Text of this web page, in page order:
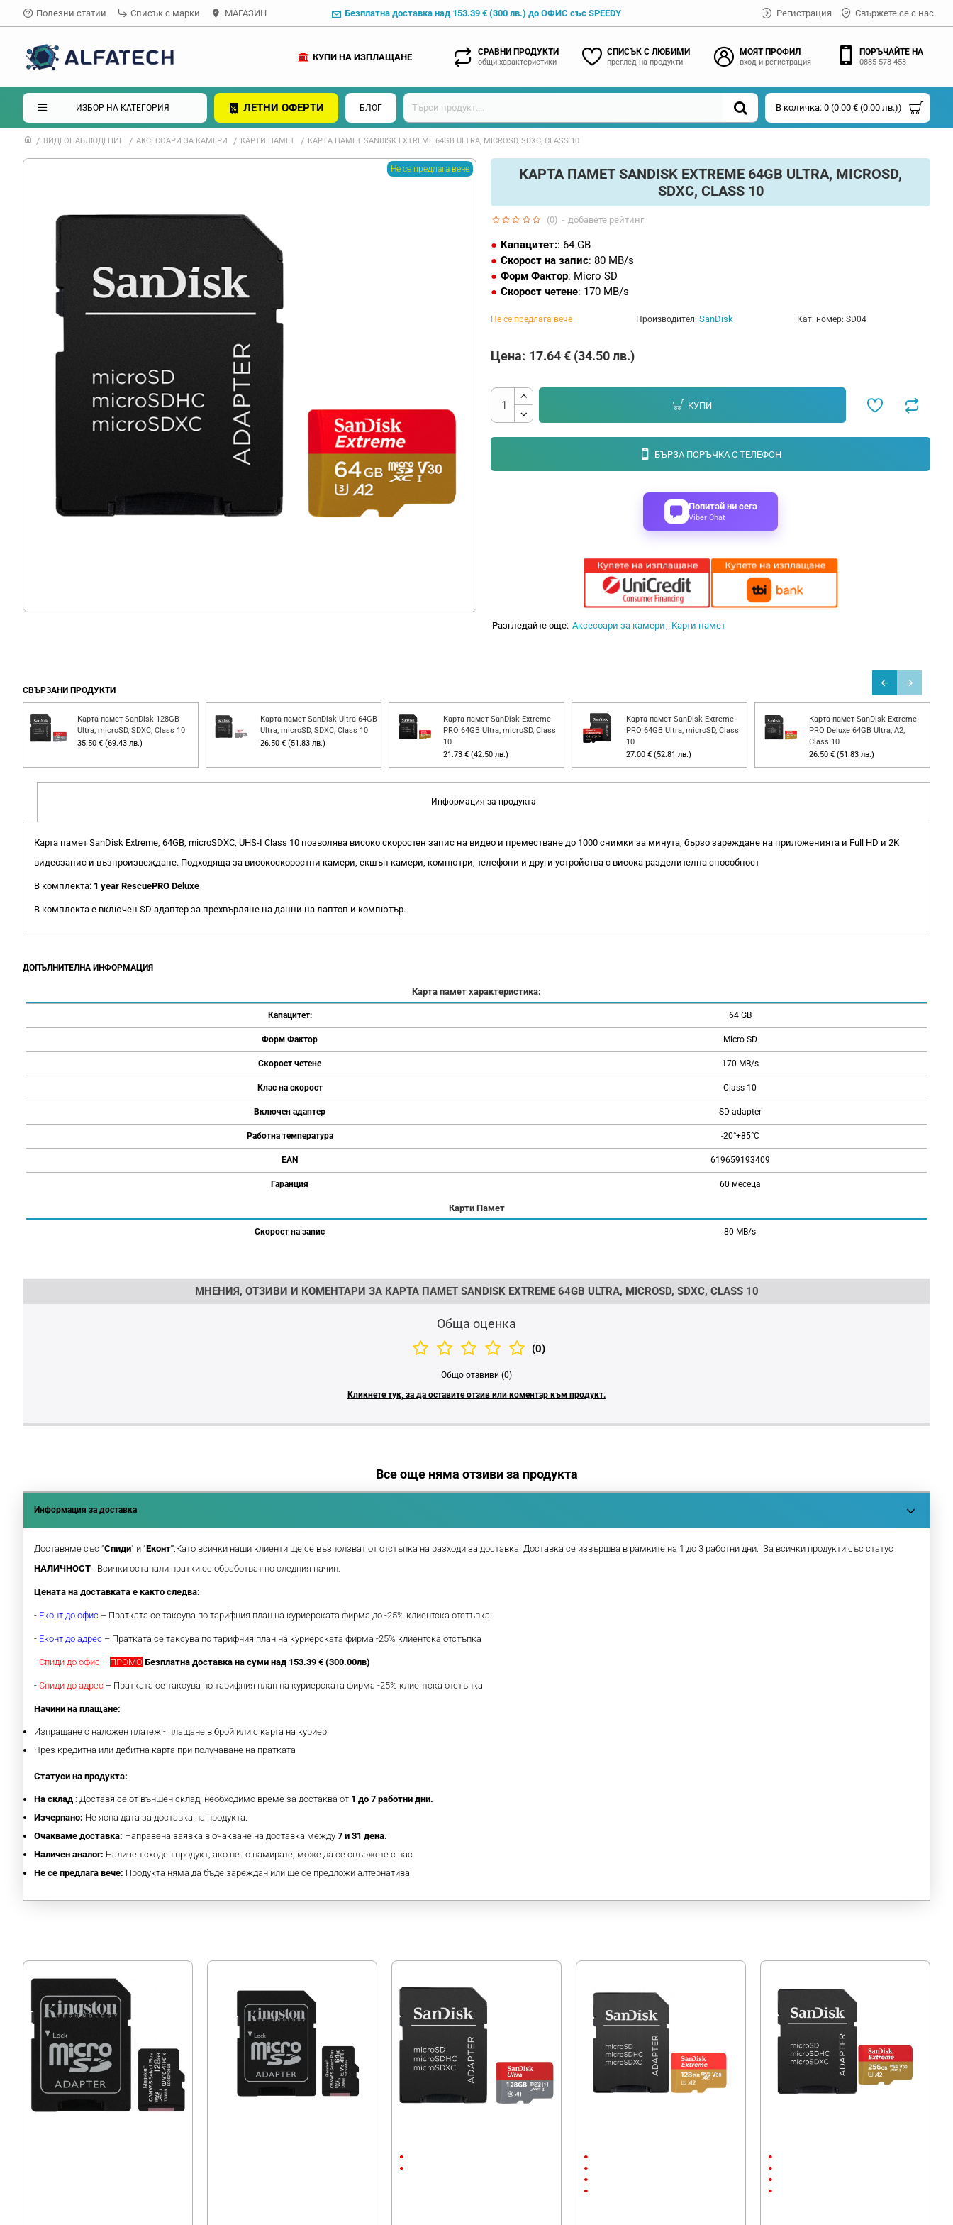
Полезни статии Списък с марки МАГАЗИН Безплатна доставка над 153.39 € (300 лв.) до ОФИС със SPEEDY Регистрация Свържете се с нас
СРАВНИ ПРОДУКТИ
общи характеристики
СПИСЪК С ЛЮБИМИ
преглед на продукти
МОЯТ ПРОФИЛ
вход и регистрация
ПОРЪЧАЙТЕ НА
0885 578 453
КУПИ НА ИЗПЛАЩАНЕ
ИЗБОР НА КАТЕГОРИЯ ЛЕТНИ ОФЕРТИ БЛОГ В количка: 0 (0.00 € (0.00 лв.))
ВИДЕОНАБЛЮДЕНИЕ АКСЕСОАРИ ЗА КАМЕРИ КАРТИ ПАМЕТ КАРТА ПАМЕТ SANDISK EXTREME 64GB ULTRA, MICROSD, SDXC, CLASS 10
Не се предлага вече
КАРТА ПАМЕТ SANDISK EXTREME 64GB ULTRA, MICROSD,
SDXC, CLASS 10
Капацитет:: 64 GB
Скорост на запис: 80 MB/s
Форм Фактор: Micro SD
Скорост четене: 170 MB/s
Не се предлага вече Производител: SanDisk Кат. номер: SD04
(0) - добавете рейтинг
Цена: 17.64 € (34.50 лв.)
КУПИ
БЪРЗА ПОРЪЧКА С ТЕЛЕФОН
Попитай ни сега
Viber Chat
Разгледайте още: Аксесоари за камери Карти памет
СВЪРЗАНИ ПРОДУКТИ
Карта памет SanDisk 128GB
Ultra, microSD, SDXC, Class 10
35.50 € (69.43 лв.)
Карта памет SanDisk Ultra 64GB
Ultra, microSD, SDXC, Class 10
26.50 € (51.83 лв.)
Карта памет SanDisk Extreme
PRO 64GB Ultra, microSD, Class
10
21.73 € (42.50 лв.)
Карта памет SanDisk Extreme
PRO 64GB Ultra, microSD, Class
10
27.00 € (52.81 лв.)
Карта памет SanDisk Extreme
PRO Deluxe 64GB Ultra, A2,
Class 10
26.50 € (51.83 лв.)
Информация за продукта
Карта памет SanDisk Extreme, 64GB, microSDXC, UHS-I Class 10 позволява високо скоростен запис на видео и преместване до 1000 снимки за минута, бързо зареждане на приложенията и Full HD и 2К
видеозапис и възпроизвеждане. Подходяща за високоскоростни камери, екшън камери, компютри, телефони и други устройства с висока разделителна способност
В комплекта: 1 year RescuePRO Deluxe
В комплекта е включен SD адаптер за прехвърляне на данни на лаптоп и компютър.
ДОПЪЛНИТЕЛНА ИНФОРМАЦИЯ
Карта памет характеристика:
Капацитет: 64 GB
Форм Фактор Micro SD
Скорост четене 170 MB/s
Клас на скорост Class 10
Включен адаптер SD adapter
Работна температура -20°+85°C
EAN 619659193409
Гаранция 60 месеца
Карти Памет
Скорост на запис 80 MB/s
МНЕНИЯ, ОТЗИВИ И КОМЕНТАРИ ЗА КАРТА ПАМЕТ SANDISK EXTREME 64GB ULTRA, MICROSD, SDXC, CLASS 10
Обща оценка
(0)
Общо отзвиви (0)
Кликнете тук, за да оставите отзив или коментар към продукт.
Все още няма отзиви за продукта
Информация за доставка
Доставяме със "Спиди" и "Еконт" .Като всички наши клиенти ще се възползват от отстъпка на разходи за доставка. Доставка се извършва в рамките на 1 до 3 работни дни. За всички продукти със статус
НАЛИЧНОСТ
. Всички останали пратки се обработват по следния начин:
Цената на доставката е както следва:
- Еконт до офис – Пратката се таксува по тарифния план на куриерската фирма до -25% клиентска отстъпка
- Еконт до адрес – Пратката се таксува по тарифния план на куриерската фирма -25% клиентска отстъпка
- Спиди до офис – ПРОМО Безплатна доставка на суми над 153.39 € (300.00лв)
- Спиди до адрес – Пратката се таксува по тарифния план на куриерската фирма -25% клиентска отстъпка
Начини на плащане:
Изпращане с наложен платеж - плащане в брой или с карта на куриер.
Чрез кредитна или дебитна карта при получаване на пратката
Статуси на продукта:
На склад : Доставя се от външен склад, необходимо време за достаква от 1 до 7 работни дни.
Изчерпано: Не ясна дата за доставка на продукта.
Очакваме доставка: Направена заявка в очакване на доставка между 7 и 31 дена.
Наличен аналог: Наличен сходен продукт, ако не го намирате, може да се свържете с нас.
Не се предлага вече: Продукта няма да бъде зареждан или ще се предложи алтернатива.